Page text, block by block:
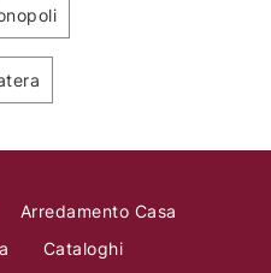
Arredamento Casa
Cataloghi